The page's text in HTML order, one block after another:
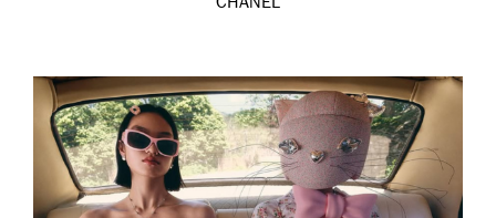
CHANEL